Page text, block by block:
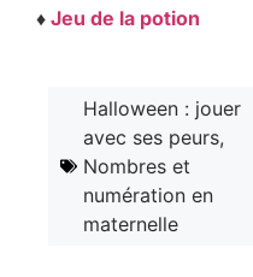
♦ Jeu de la potion
Halloween : jouer
avec ses peurs,
Nombres et
numération en
maternelle